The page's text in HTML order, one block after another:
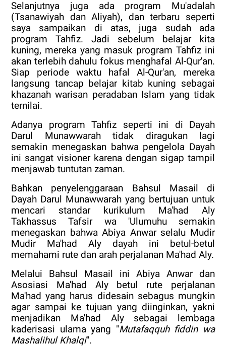
Selanjutnya juga ada program Mu'adalah
(Tsanawiyah dan Aliyah), dan terbaru seperti
saya sampaikan di atas, juga sudah ada
program Tahfiz. Jadi sebelum belajar kita
kuning, mereka yang masuk program Tahfiz ini
akan terlebih dahulu fokus menghafal Al-Qur'an.
Siap periode waktu hafal Al-Qur'an, mereka
langsung tancap belajar kitab kuning sebagai
khazanah warisan peradaban Islam yang tidak
ternilai.
Adanya program Tahfiz seperti ini di Dayah
Darul Munawwarah tidak diragukan lagi
semakin menegaskan bahwa pengelola Dayah
ini sangat visioner karena dengan sigap tampil
menjawab tuntutan zaman.
Bahkan penyelenggaraan Bahsul Masail di
Dayah Darul Munawwarah yang bertujuan untuk
mencari standar kurikulum Ma'had Aly
Takhassus Tafsir wa 'Ulumuhu semakin
menegaskan bahwa Abiya Anwar selalu Mudir
Mudir Ma'had Aly dayah ini betul-betul
memahami rute dan arah perjalanan Ma'had Aly.
Melalui Bahsul Masail ini Abiya Anwar dan
Asosiasi Ma'had Aly betul rute perjalanan
Ma'had yang harus didesain sebagus mungkin
agar sampai ke tujuan yang diinginkan, yakni
menjadikan Ma'had Aly sebagai lembaga
kaderisasi ulama yang "Mutafaqquh fiddin wa
Mashalihul Khalqi".